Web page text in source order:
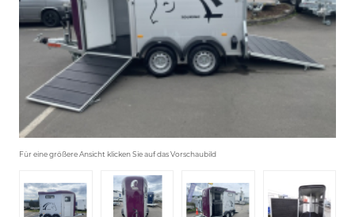
Für eine größere Ansicht klicken Sie auf das Vorschaubild